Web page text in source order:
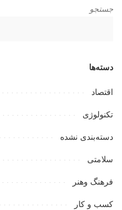
جستجو
دسته‌ها
اقتصاد
تکنولوژی
دسته‌بندی نشده
سلامتی
فرهنگ وهنر
کسب و کار